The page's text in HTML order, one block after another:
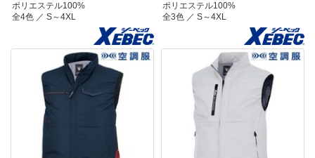
ポリエステル100%
全4色 ／ S～4XL
ポリエステル100%
全3色 ／ S～4XL